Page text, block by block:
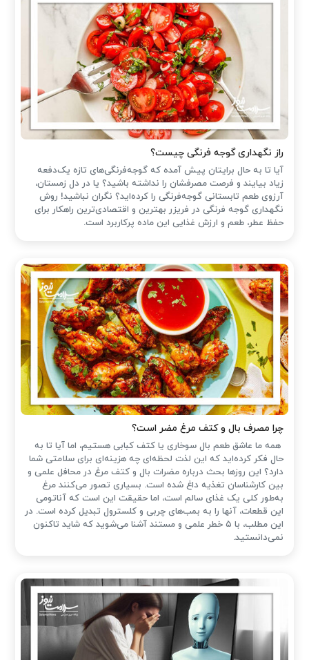
راز نگهداری گوجه فرنگی چیست؟
آیا تا به حال برایتان پیش آمده که گوجه‌فرنگی‌های تازه یک‌دفعه
زیاد بیایند و فرصت مصرفشان را نداشته باشید؟ یا در دل زمستان،
آرزوی طعم تابستانی گوجه‌فرنگی را کرده‌اید؟ نگران نباشید! روش
نگهداری گوجه فرنگی در فریزر بهترین و اقتصادی‌ترین راهکار برای
حفظ عطر، طعم و ارزش غذایی این ماده پرکاربرد است.
چرا مصرف بال و کتف مرغ مضر است؟
همه ما عاشق طعم بال سوخاری یا کتف کبابی هستیم، اما آیا تا به
حال فکر کرده‌اید که این لذت لحظه‌ای چه هزینه‌ای برای سلامتی شما
دارد؟ این روزها بحث درباره مضرات بال و کتف مرغ در محافل علمی و
بین کارشناسان تغذیه داغ شده است. بسیاری تصور می‌کنند مرغ
به‌طور کلی یک غذای سالم است، اما حقیقت این است که آناتومی
این قطعات، آنها را به بمب‌های چربی و کلسترول تبدیل کرده است. در
این مطلب، با ۵ خطر علمی و مستند آشنا می‌شوید که شاید تاکنون
نمی‌دانستید.